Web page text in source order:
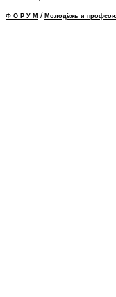
Ф О Р У М / Молодёжь и